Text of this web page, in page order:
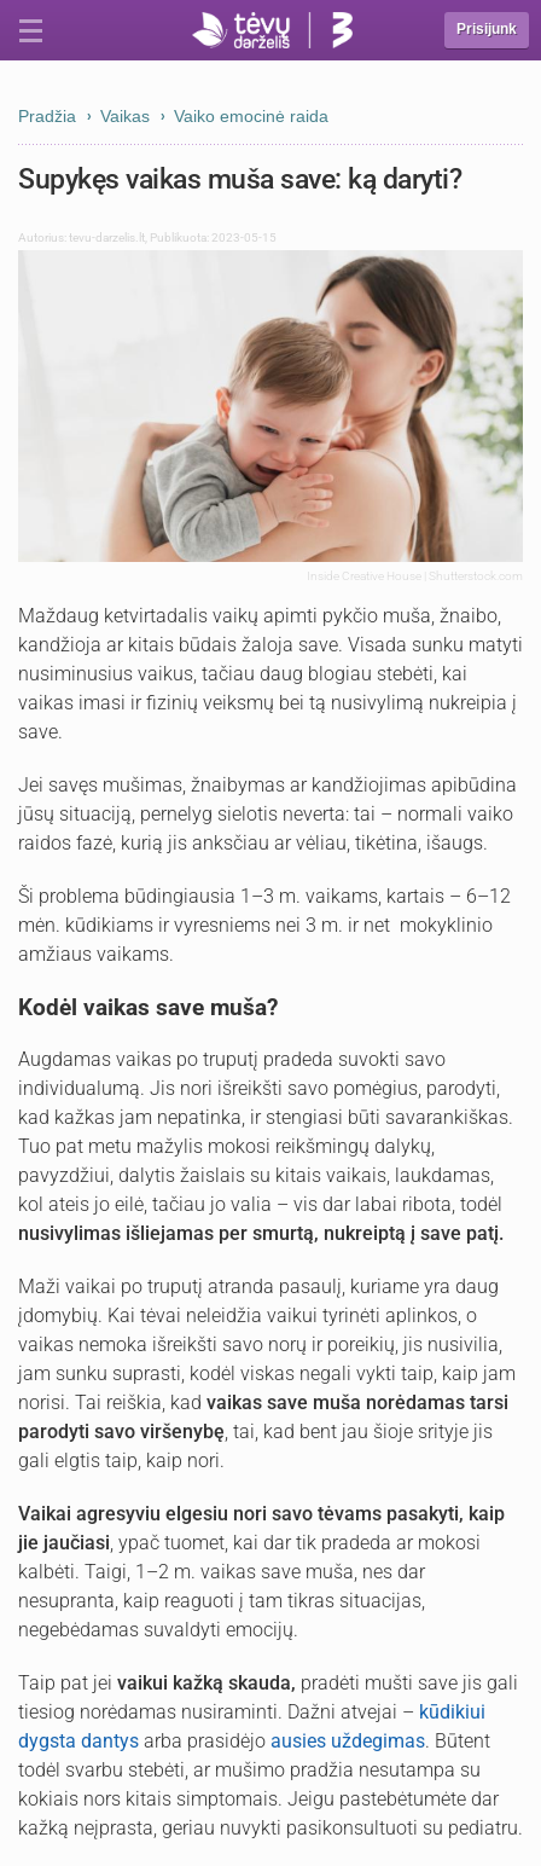
Prisijunk
Pradžia Vaikas Vaiko emocinė raida
Supykęs vaikas muša save: ką daryti?
Autorius:tevu-darzelis.lt Publikuota: 2023-05-15
Inside Creative House | Shutterstock.com
Maždaug ketvirtadalis vaikų apimti pykčio muša, žnaibo,
kandžioja ar kitais būdais žaloja save. Visada sunku matyti
nusiminusius vaikus, tačiau daug blogiau stebėti, kai
vaikas imasi ir fizinių veiksmų bei tą nusivylimą nukreipia į
save.
Jei savęs mušimas, žnaibymas ar kandžiojimas apibūdina
jūsų situaciją, pernelyg sielotis neverta: tai – normali vaiko
raidos fazė, kurią jis anksčiau ar vėliau, tikėtina, išaugs.
Ši problema būdingiausia 1–3 m. vaikams, kartais – 6–12
mėn. kūdikiams ir vyresniems nei 3 m. ir net mokyklinio
amžiaus vaikams.
Kodėl vaikas save muša?
Augdamas vaikas po truputį pradeda suvokti savo
individualumą. Jis nori išreikšti savo pomėgius, parodyti,
kad kažkas jam nepatinka, ir stengiasi būti savarankiškas.
Tuo pat metu mažylis mokosi reikšmingų dalykų,
pavyzdžiui, dalytis žaislais su kitais vaikais, laukdamas,
kol ateis jo eilė, tačiau jo valia – vis dar labai ribota, todėl
nusivylimas išliejamas per smurtą, nukreiptą į save patį.
Maži vaikai po truputį atranda pasaulį, kuriame yra daug
įdomybių. Kai tėvai neleidžia vaikui tyrinėti aplinkos, o
vaikas nemoka išreikšti savo norų ir poreikių, jis nusivilia,
jam sunku suprasti, kodėl viskas negali vykti taip, kaip jam
norisi. Tai reiškia, kad vaikas save muša norėdamas tarsi
parodyti savo viršenybę, tai, kad bent jau šioje srityje jis
gali elgtis taip, kaip nori.
Vaikai agresyviu elgesiu nori savo tėvams pasakyti, kaip
jie jaučiasi, ypač tuomet, kai dar tik pradeda ar mokosi
kalbėti. Taigi, 1–2 m. vaikas save muša, nes dar
nesupranta, kaip reaguoti į tam tikras situacijas,
negebėdamas suvaldyti emocijų.
Taip pat jei vaikui kažką skauda, pradėti mušti save jis gali
tiesiog norėdamas nusiraminti. Dažni atvejai – kūdikiui
dygsta dantys arba prasidėjo ausies uždegimas. Būtent
todėl svarbu stebėti, ar mušimo pradžia nesutampa su
kokiais nors kitais simptomais. Jeigu pastebėtumėte dar
kažką neįprasta, geriau nuvykti pasikonsultuoti su pediatru.